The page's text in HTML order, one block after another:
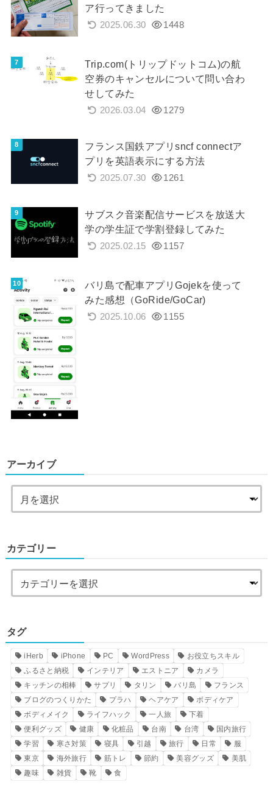
ア行ってきました
2025.06.30 1448
Trip.com(トリップドットコム)の航
空券のキャンセルについて問い合わ
せしてみた
2026.03.04 1279
フランス国鉄アプリsncf connectア
プリを英語表示にする方法
2025.07.30 1261
サブスク音楽配信サービスを放送大
学の学生証で学割登録してみた
2025.02.15 1157
バリ島で配車アプリGojekを使って
みた感想（GoRide/GoCar)
2025.10.06 1155
アーカイブ
カテゴリー
タグ
iHerb iPhone PC WordPress
お役立ちスキル
ふるさと納税
インテリア エストニア
カメラ
キッチンの相棒
サプリ タリン バリ島
フランス
ブログのつくりかた
プラハ ヘアケア
ボディケア
ボディメイク
ライフハック 一人旅
下着
便利グッズ
健康 化粧品 台南 台湾
国内旅行
学習
寒さ対策 寝具 引越 旅行 日常
服
東京
海外旅行 筋トレ 節約 美容グッズ
美肌
趣味
雑貨 靴 食